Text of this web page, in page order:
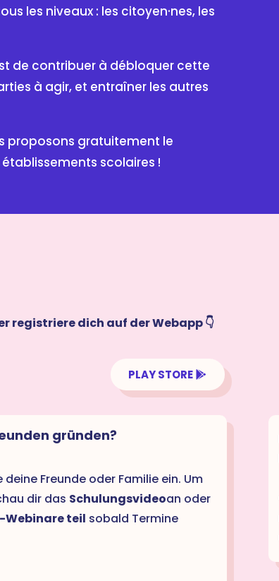
les niveaux : les citoyen·nes, les
de contribuer à débloquer cette
à agir, et entraîner les autres
proposons gratuitement le
scolaires !
registriere dich auf der Webapp 👇
PLAY STORE
gründen?
deine Freunde oder Familie ein. Um
dir das Schulungsvideoan oder
Webinare teil sobald Termine